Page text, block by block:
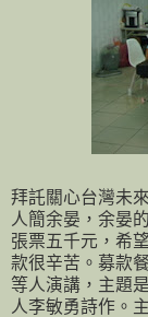
拜託關心台灣未
人簡余晏，余晏
張票五千元，希
款很辛苦。募款
等人演講，主題
人李敏勇詩作。